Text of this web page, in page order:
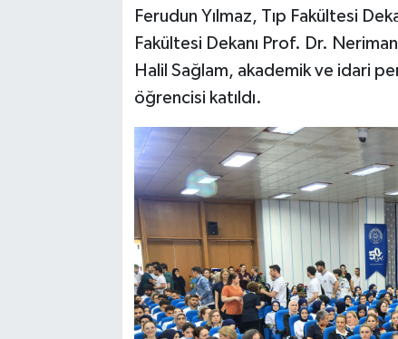
Ferudun Yılmaz, Tıp Fakültesi
Fakültesi Dekanı Prof. Dr.
Halil Sağlam, akademik ve idari
öğrencisi katıldı.